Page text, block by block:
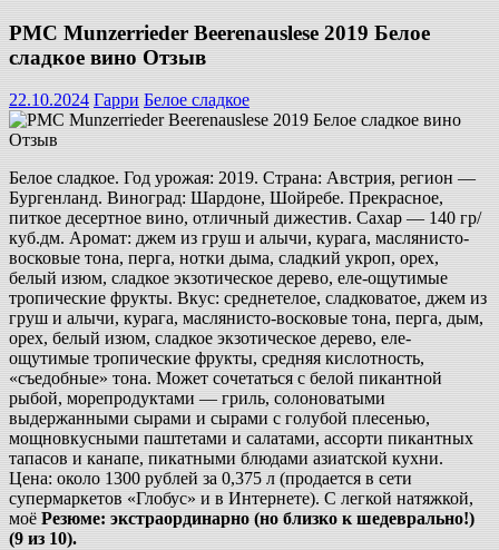
PMC Munzerrieder Beerenauslese 2019 Белое
сладкое вино Отзыв
22.10.2024 Гарри Белое сладкое
Белое сладкое. Год урожая: 2019. Страна: Австрия, регион —
Бургенланд. Виноград: Шардоне, Шойребе. Прекрасное,
питкое десертное вино, отличный дижестив. Сахар — 140 гр/
куб.дм. Аромат: джем из груш и алычи, курага, маслянисто-
восковые тона, перга, нотки дыма, сладкий укроп, орех,
белый изюм, сладкое экзотическое дерево, еле-ощутимые
тропические фрукты. Вкус: среднетелое, сладковатое, джем из
груш и алычи, курага, маслянисто-восковые тона, перга, дым,
орех, белый изюм, сладкое экзотическое дерево, еле-
ощутимые тропические фрукты, средняя кислотность,
«съедобные» тона. Может сочетаться с белой пикантной
рыбой, морепродуктами — гриль, солоноватыми
выдержанными сырами и сырами с голубой плесенью,
мощновкусными паштетами и салатами, ассорти пикантных
тапасов и канапе, пикатными блюдами азиатской кухни.
Цена: около 1300 рублей за 0,375 л (продается в сети
супермаркетов «Глобус» и в Интернете). С легкой натяжкой,
моё Резюме: экстраординарно (но близко к шедеврально!)
(9 из 10).